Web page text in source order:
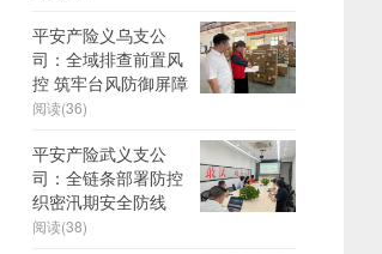
平安产险义乌支公
司：全域排查前置风
控 筑牢台风防御屏障
阅读(36)
平安产险武义支公
司：全链条部署防控
织密汛期安全防线
阅读(38)